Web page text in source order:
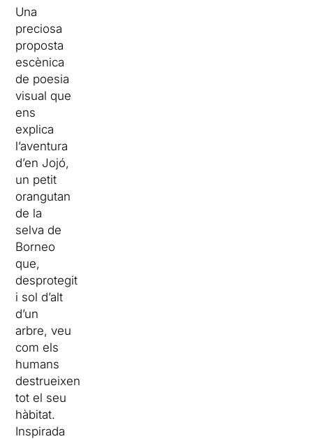
Una
preciosa
proposta
escènica
de poesia
visual que
ens
explica
l’aventura
d’en Jojó,
un petit
orangutan
de la
selva de
Borneo
que,
desprotegit
i sol d’alt
d’un
arbre, veu
com els
humans
destrueixen
tot el seu
hàbitat.
Inspirada